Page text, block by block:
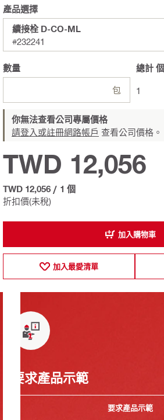
產品選擇
續接栓 D-CO-ML
#232241
數量
包
總計 個
1
你無法查看公司專屬價格
請登入或註冊網路帳戶 查看公司價格。
折扣價(未稅)
TWD 12,056
TWD 12,056 / 1 個
加入購物車
加入最愛清單
要求產品示範
要求產品示範